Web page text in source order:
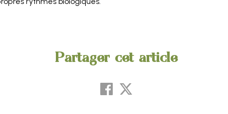
Partager cet article